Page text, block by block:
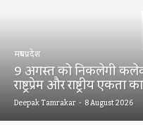
मध्यप्रदेश
9 अगस्त को निकलेगी
राष्ट्रप्रेम और राष्ट्रीय
Deepak Tamrakar - 8 August 2026